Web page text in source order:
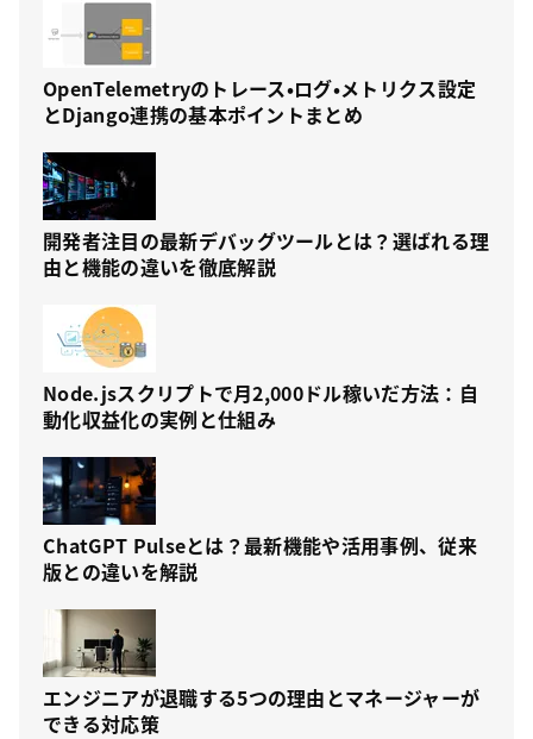
OpenTelemetryのトレース・ログ・メトリクス設定
とDjango連携の基本ポイントまとめ
開発者注目の最新デバッグツールとは？選ばれる理
由と機能の違いを徹底解説
Node.jsスクリプトで月2,000ドル稼いだ方法：自
動化収益化の実例と仕組み
ChatGPT Pulseとは？最新機能や活用事例、従来
版との違いを解説
エンジニアが退職する5つの理由とマネージャーが
できる対応策